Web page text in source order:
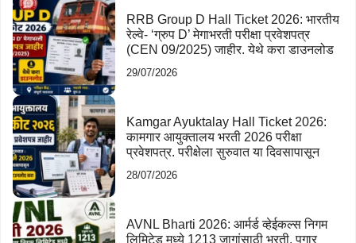
RRB Group D Hall Ticket 2026: भारतीय
रेल्वे- ‘ग्रुप D’ मेगाभरती परीक्षा प्रवेशपत्र
(CEN 09/2025) जाहीर. येथे करा डाउनलोड
29/07/2026
Kamgar Ayuktalay Hall Ticket 2026:
कामगार आयुक्तालय भरती 2026 परीक्षा
प्रवेशपत्र. परीक्षेला सुरुवात या दिवसापासून
28/07/2026
AVNL Bharti 2026: आर्मर्ड व्हेईकल्स निगम
लिमिटेड मध्ये 1213 जागांसाठी भरती, पगार